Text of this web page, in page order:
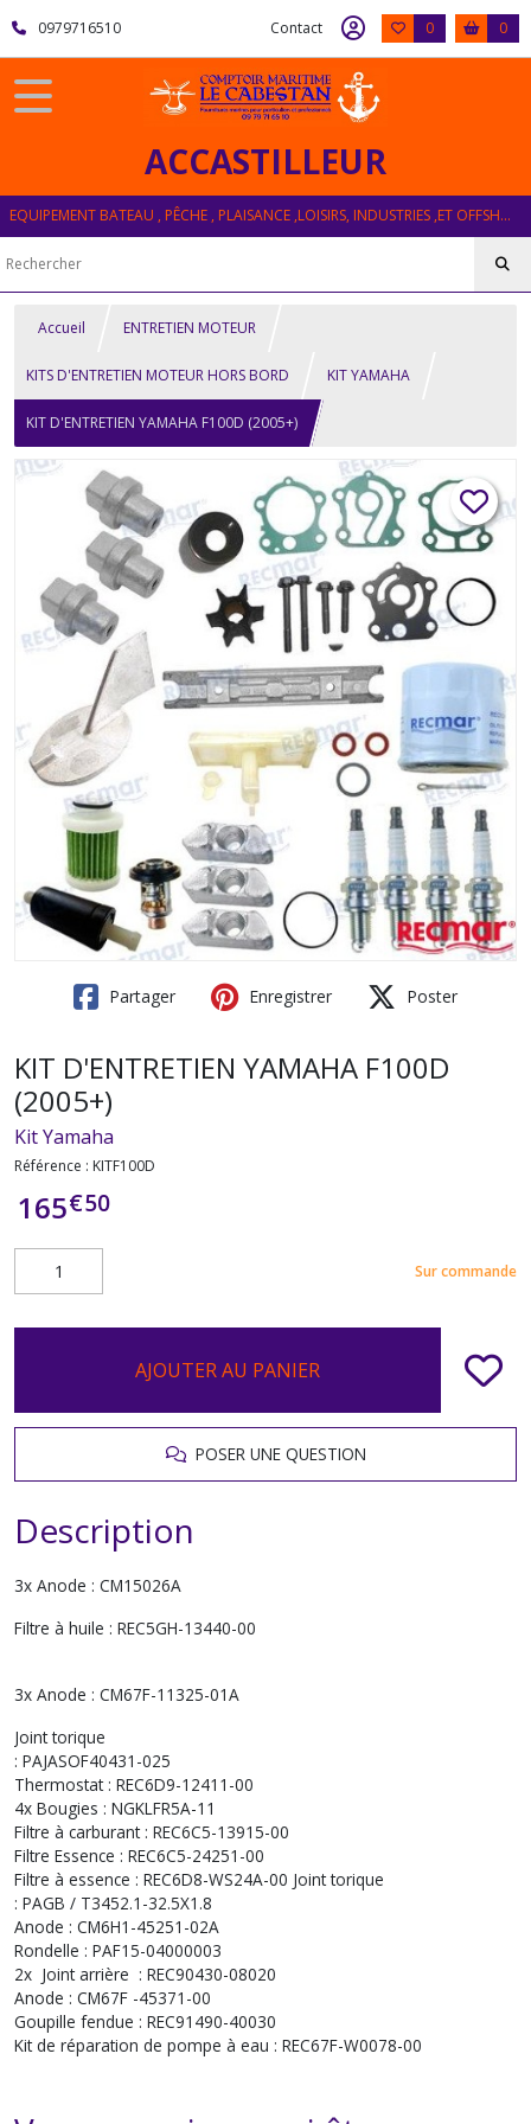
0979716510 Contact 0 0
ACCASTILLEUR
EQUIPEMENT BATEAU , PÊCHE , PLAISANCE ,LOISIRS, INDUSTRIES ,ET OFFSHORE
Accueil ENTRETIEN MOTEUR
KITS D'ENTRETIEN MOTEUR HORS BORD KIT YAMAHA
KIT D'ENTRETIEN YAMAHA F100D (2005+)
Partager Enregistrer Poster
KIT D'ENTRETIEN YAMAHA F100D
(2005+)
Kit Yamaha
Référence : KITF100D
165€50
Sur commande
AJOUTER AU PANIER
POSER UNE QUESTION
Description
3x Anode : CM15026A
Filtre à huile : REC5GH-13440-00
3x Anode : CM67F-11325-01A
Joint torique
: PAJASOF40431-025
Thermostat : REC6D9-12411-00
4x Bougies : NGKLFR5A-11
Filtre à carburant : REC6C5-13915-00
Filtre Essence : REC6C5-24251-00
Filtre à essence : REC6D8-WS24A-00 Joint torique
: PAGB / T3452.1-32.5X1.8
Anode : CM6H1-45251-02A
Rondelle : PAF15-04000003
2x Joint arrière : REC90430-08020
Anode : CM67F -45371-00
Goupille fendue : REC91490-40030
Kit de réparation de pompe à eau : REC67F-W0078-00